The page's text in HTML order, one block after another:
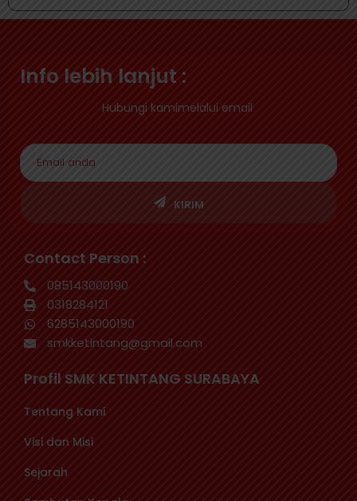
Info lebih lanjut :
Hubungi kamimelalui email
KIRIM
Contact Person :
085143000190
0318284121
6285143000190
smkketintang@gmail.com
Profil SMK KETINTANG SURABAYA
Tentang Kami
Visi dan Misi
Sejarah